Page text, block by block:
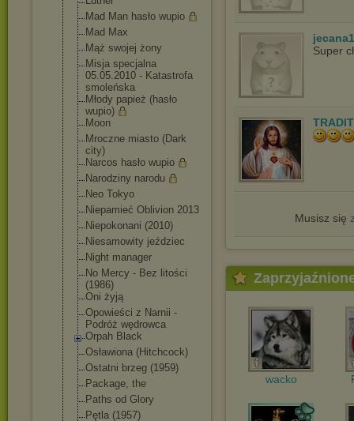
Mad Man hasło wupio
Mad Max
Mąż swojej żony
Misja specjalna
05.05.2010 - Katastrofa
smoleńska
Młody papież (hasło
wupio)
Moon
Mroczne miasto (Dark
city)
Narcos hasło wupio
Narodziny narodu
Neo Tokyo
Niepamieć Oblivion 2013
Niepokonani (2010)
Niesamowity jeździec
Night manager
No Mercy - Bez litości
(1986)
Oni żyją
Opowieści z Narnii -
Podróż wędrowca
Orpah Black
Osławiona (Hitchcock)
Ostatni brzeg (1959)
Package, the
Paths od Glory
Pętla (1957)
Super
Musisz się
wacko